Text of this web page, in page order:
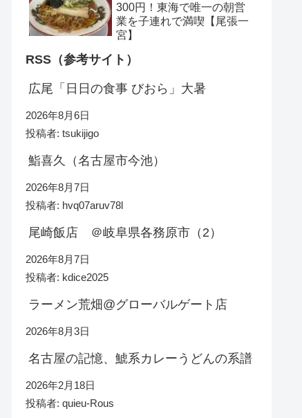
300円！東海で唯一の朝営
業を子連れで満喫【尾張一
宮】
RSS（参考サイト）
広尾「日日の食事 びおら」大暑
2026年8月6日
投稿者: tsukijigo
鮨喜久（名古屋市今池）
2026年8月7日
投稿者: hvq07aruv78l
尾崎飯店 ＠岐阜県各務原市（2）
2026年8月7日
投稿者: kdice2025
ラーメン荒畑@グローバルゲート店
2026年8月3日
名古屋の記憶、鯱系カレーうどんの系譜
2026年2月18日
投稿者: quieu-Rous